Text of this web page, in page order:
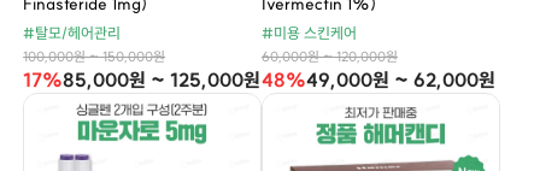
#탈모/헤어관리
100,000원 ~ 150,000원
17%85,000원 ~ 125,000원
#미용 스킨케어
60,000원 ~ 120,000원
48%49,000원 ~ 62,000원